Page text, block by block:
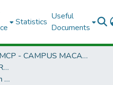
Statistics
Useful
Documents
CMCP - CAMPUS MACAPÁ
GRADMCP - CURSOS GRADUAÇÃO - CAMPUS MACAPÁ
TCCMCP - Licenciatura em Física